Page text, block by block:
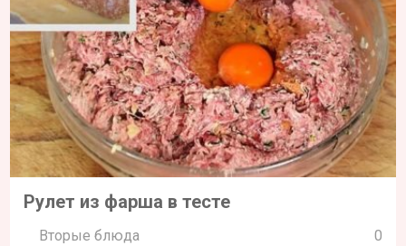
Рулет из фарша в тесте
Вторые блюда 0